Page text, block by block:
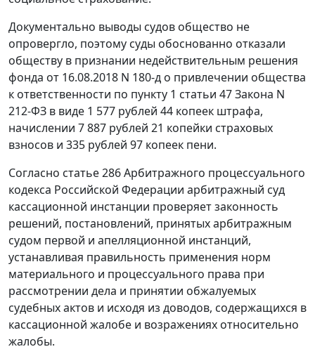
Документально выводы судов общество не
опровергло, поэтому суды обоснованно отказали
обществу в признании недействительным решения
фонда от 16.08.2018 N 180-д о привлечении общества
к ответственности по пункту 1 статьи 47 Закона N
212-ФЗ в виде 1 577 рублей 44 копеек штрафа,
начислении 7 887 рублей 21 копейки страховых
взносов и 335 рублей 97 копеек пени.
Согласно статье 286 Арбитражного процессуального
кодекса Российской Федерации арбитражный суд
кассационной инстанции проверяет законность
решений, постановлений, принятых арбитражным
судом первой и апелляционной инстанций,
устанавливая правильность применения норм
материального и процессуального права при
рассмотрении дела и принятии обжалуемых
судебных актов и исходя из доводов, содержащихся в
кассационной жалобе и возражениях относительно
жалобы.